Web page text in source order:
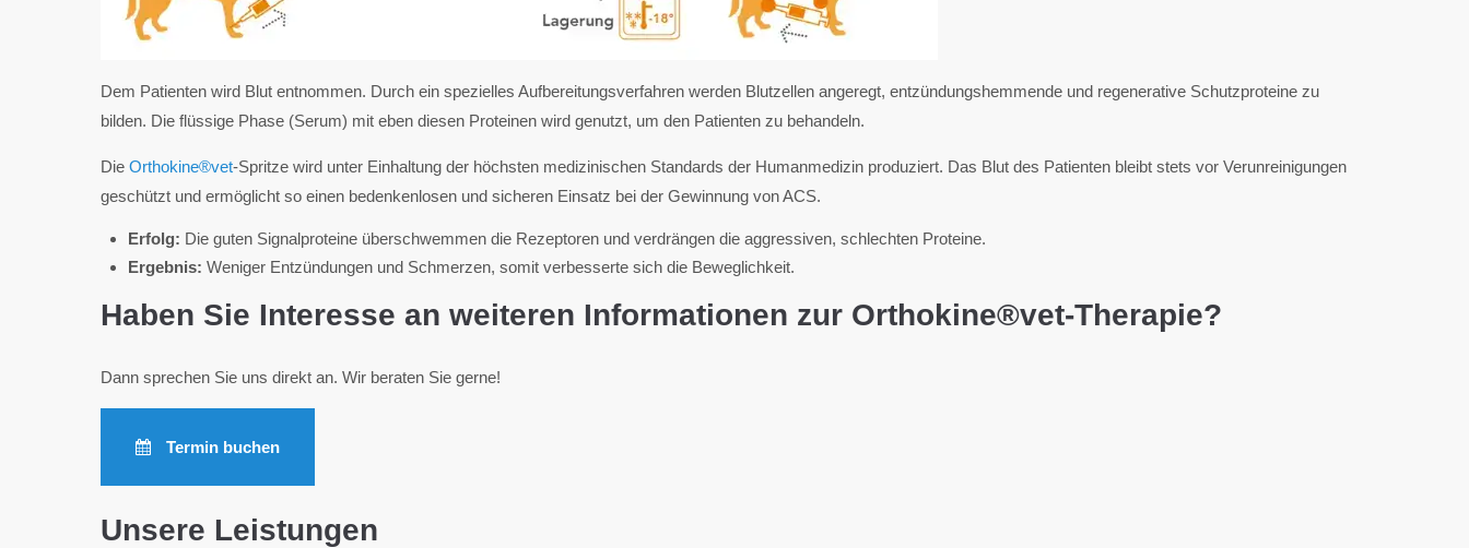
Dem Patienten wird Blut entnommen. Durch ein spezielles Aufbereitungsverfahren werden Blutzellen angeregt, entzündungshemmende und regenerative Schutzproteine zu
bilden. Die flüssige Phase (Serum) mit eben diesen Proteinen wird genutzt, um den Patienten zu behandeln.
Die Orthokine®vet-Spritze wird unter Einhaltung der höchsten medizinischen Standards der Humanmedizin produziert. Das Blut des Patienten bleibt stets vor Verunreinigungen
geschützt und ermöglicht so einen bedenkenlosen und sicheren Einsatz bei der Gewinnung von ACS.
Erfolg: Die guten Signalproteine überschwemmen die Rezeptoren und verdrängen die aggressiven, schlechten Proteine.
Ergebnis: Weniger Entzündungen und Schmerzen, somit verbesserte sich die Beweglichkeit.
Haben Sie Interesse an weiteren Informationen zur Orthokine®vet-Therapie?
Dann sprechen Sie uns direkt an. Wir beraten Sie gerne!
Termin buchen
Unsere Leistungen